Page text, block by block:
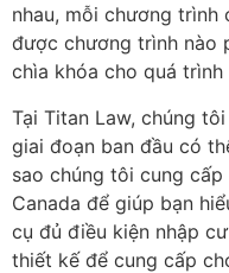
nhau, mỗi chương
được chương trình nào
chìa khóa cho quá trình
Tại Titan Law, chúng
giai đoạn ban đầu có
sao chúng tôi cung
Canada để giúp bạn
cụ đủ điều kiện nhập
thiết kế để cung cấp